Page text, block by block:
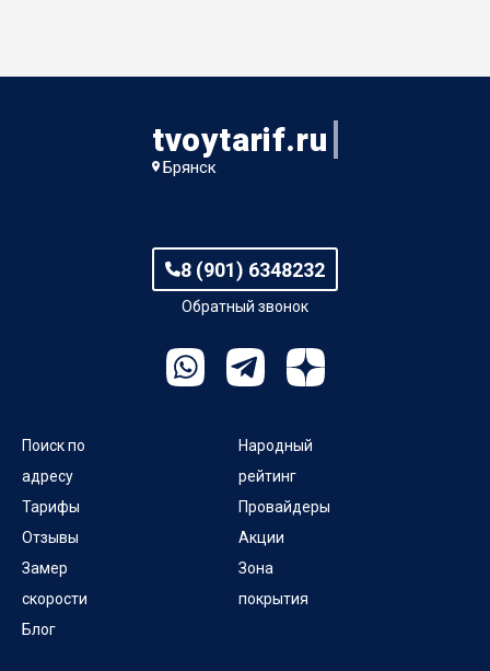
tvoytarif.ru
Брянск
8 (901) 6348232
Обратный звонок
Поиск по
адресу
Тарифы
Отзывы
Замер
скорости
Блог
Народный
рейтинг
Провайдеры
Акции
Зона
покрытия